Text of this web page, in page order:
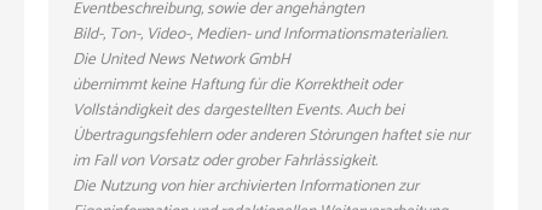
Eventbeschreibung, sowie der angehängten
Bild-, Ton-, Video-, Medien- und Informationsmaterialien.
Die United News Network GmbH
übernimmt keine Haftung für die Korrektheit oder
Vollständigkeit des dargestellten Events. Auch bei
Übertragungsfehlern oder anderen Störungen haftet sie nur
im Fall von Vorsatz oder grober Fahrlässigkeit.
Die Nutzung von hier archivierten Informationen zur